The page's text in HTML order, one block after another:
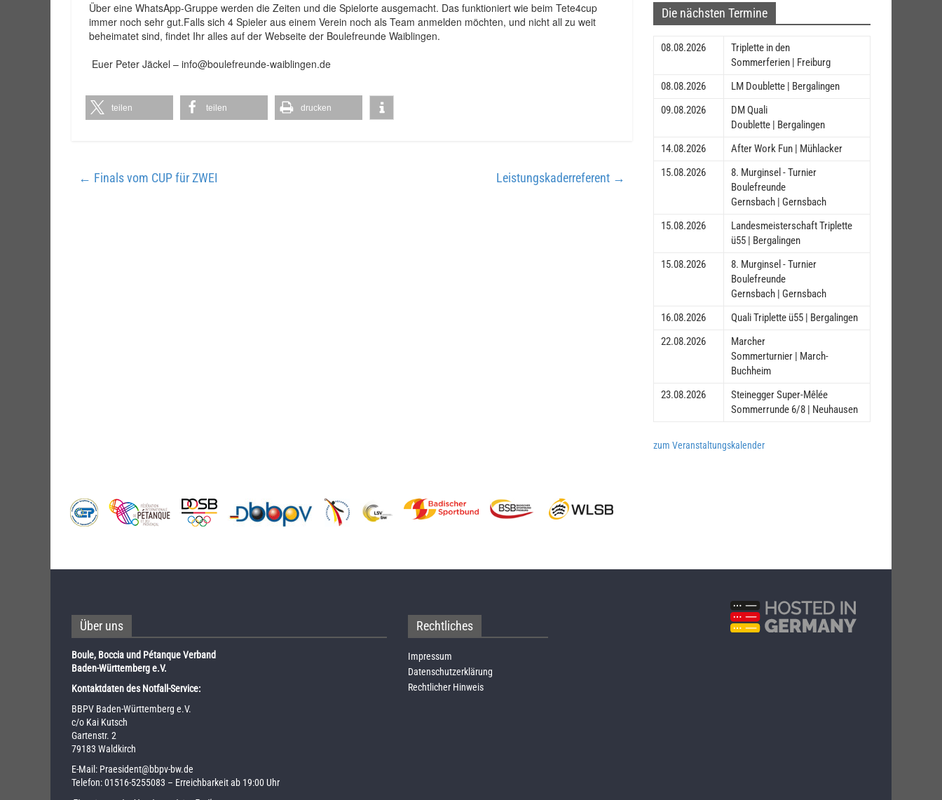
Über eine WhatsApp-Gruppe werden die Zeiten und die Spielorte ausgemacht. Das funktioniert wie beim Tete4cup
immer noch sehr gut.Falls sich 4 Spieler aus einem Verein noch als Team anmelden möchten, und nicht all zu weit
beheimatet sind, findet Ihr alles auf der Webseite der Boulefreunde Waiblingen.
Euer Peter Jäckel – info@boulefreunde-waiblingen.de
teilen teilen drucken
← Finals vom CUP für ZWEI Leistungskaderreferent →
Die nächsten Termine
08.08.2026
Triplette in den
Sommerferien | Freiburg
08.08.2026
LM Doublette | Bergalingen
09.08.2026
DM Quali
Doublette | Bergalingen
14.08.2026
After Work Fun | Mühlacker
15.08.2026
8. Murginsel - Turnier
Boulefreunde
Gernsbach | Gernsbach
15.08.2026
Landesmeisterschaft Triplette
ü55 | Bergalingen
15.08.2026
8. Murginsel - Turnier
Boulefreunde
Gernsbach | Gernsbach
16.08.2026
Quali Triplette ü55 | Bergalingen
22.08.2026
Marcher
Sommerturnier | March-
Buchheim
23.08.2026
Steinegger Super-Mêlée
Sommerrunde 6/8 | Neuhausen
zum Veranstaltungskalender
Über uns
Boule, Boccia und Pétanque Verband
Baden-Württemberg e.V.
Kontaktdaten des Notfall-Service:
BBPV Baden-Württemberg e.V.
c/o Kai Kutsch
Gartenstr. 2
79183 Waldkirch
E-Mail: Praesident@bbpv-bw.de
Telefon:01516-5255083 – Erreichbarkeit ab 19:00 Uhr
Rechtliches
Impressum
Datenschutzerklärung
Rechtlicher Hinweis